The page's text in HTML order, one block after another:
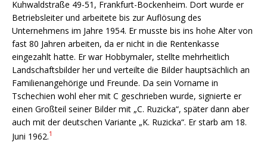
Kuhwaldstraße 49-51, Frankfurt-Bockenheim. Dort wurde er
Betriebsleiter und arbeitete bis zur Auflösung des
Unternehmens im Jahre 1954. Er musste bis ins hohe Alter von
fast 80 Jahren arbeiten, da er nicht in die Rentenkasse
eingezahlt hatte. Er war Hobbymaler, stellte mehrheitlich
Landschaftsbilder her und verteilte die Bilder hauptsächlich an
Familienangehörige und Freunde. Da sein Vorname in
Tschechien wohl eher mit C geschrieben wurde, signierte er
einen Großteil seiner Bilder mit „C. Ruzicka“, später dann aber
auch mit der deutschen Variante „K. Ruzicka“. Er starb am 18.
Juni 1962.1